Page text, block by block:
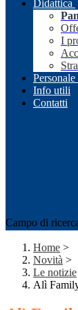
Didattica
I
Info utili
Contatti
Campo di
Home >
Novità >
Le notizie
Alì